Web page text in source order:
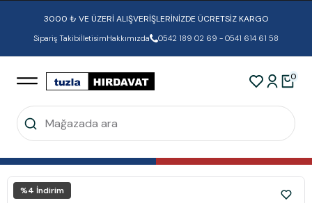
3000 ₺ VE ÜZERİ ALIŞVERİŞLERİNİZDE ÜCRETSİZ KARGO
Sipariş TakibiİletisimHakkımızda 0542 189 02 69 - 0541 614 61 58
0
%4 İndirim